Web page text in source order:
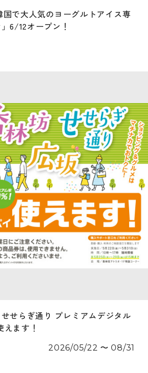
国で大人気のヨーグルトアイス専
6/12オープン！
せせらぎ通り プレミアムデジタル
ます！
2026/05/22 〜 08/31